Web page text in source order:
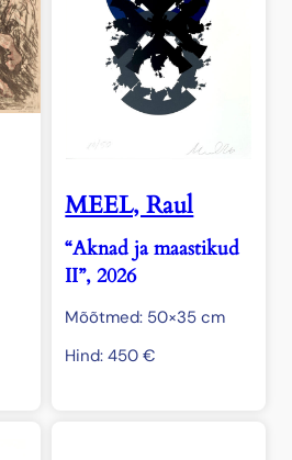
MEEL, Raul
“Aknad ja maastikud
II”, 2026
Mõõtmed: 50×35 cm
Hind:450€